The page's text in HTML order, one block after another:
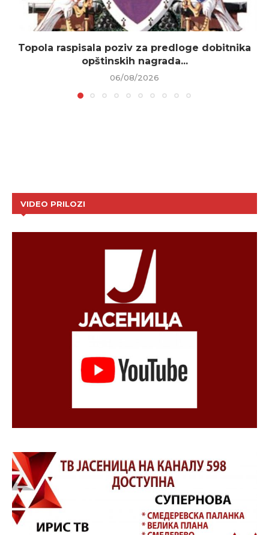
Topola raspisala poziv za predloge dobitnika
opštinskih nagrada...
06/08/2026
VIDEO PRILOZI